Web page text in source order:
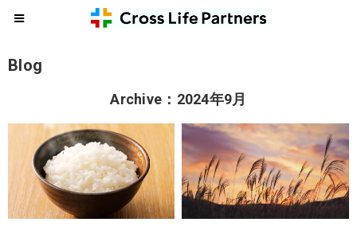
Blog
Archive：2024年9月